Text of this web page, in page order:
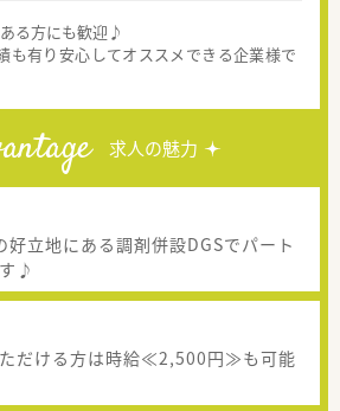
る方にも歓迎♪
有り安心してオススメできる企業様で
求人の魅力
好立地にある調剤併設DGSでパート
♪
だける方は時給≪2,500円≫も可能